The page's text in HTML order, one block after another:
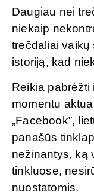
Daugiau nei
niekaip
trečdaliai vaikų
istoriją, kad
Reikia pabrėžti
momentu
„Facebook”,
panašūs
nežinantys, ką
tinkluose,
nuostatomis.